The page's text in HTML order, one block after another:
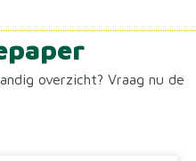
overzicht? Vraag nu de